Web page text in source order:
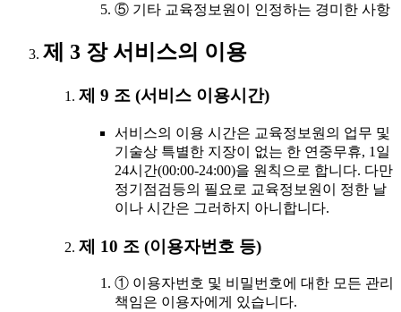
⑤ 기타 교육정보원이 인정하는 경미한 사항
제 3 장 서비스의 이용
제 9 조 (서비스 이용시간)
서비스의 이용 시간은 교육정보원의 업무 및
기술상 특별한 지장이 없는 한 연중무휴, 1일
24시간(00:00-24:00)을 원칙으로 합니다. 다만
정기점검등의 필요로 교육정보원이 정한 날
이나 시간은 그러하지 아니합니다.
제 10 조 (이용자번호 등)
① 이용자번호 및 비밀번호에 대한 모든 관리
책임은 이용자에게 있습니다.